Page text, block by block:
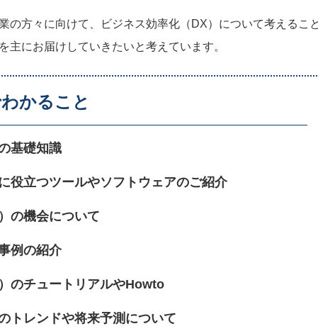
の方々に向けて、ビジネス効率化（DX）について考えるこ
にお届けしていきたいと考えています。
かること
基礎知識
役立つツールやソフトウェアのご紹介
の機会について
例の紹介
のチュートリアルやHowto
トレンドや将来予測について